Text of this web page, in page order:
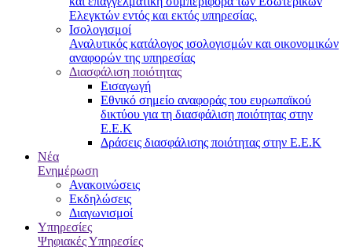
Ελεγκτών εντός και εκτός υπηρεσίας.
Ισολογισμοί
Αναλυτικός κατάλογος ισολογισμών και οικονομικών
αναφορών της υπηρεσίας
Διασφάλιση ποιότητας
Εισαγωγή
Εθνικό σημείο αναφοράς του ευρωπαϊκού
δικτύου για τη διασφάλιση ποιότητας στην
Ε.Ε.Κ
Δράσεις διασφάλισης ποιότητας στην Ε.Ε.Κ
Νέα
Ενημέρωση
Ανακοινώσεις
Εκδηλώσεις
Διαγωνισμοί
Υπηρεσίες
Ψηφιακές Υπηρεσίες